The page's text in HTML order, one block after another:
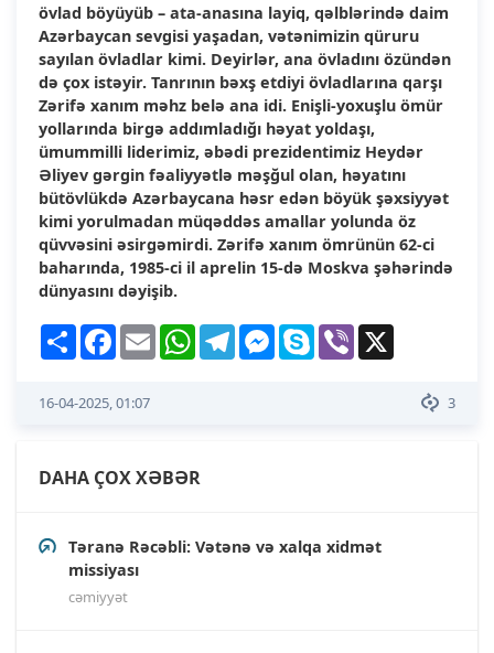
övlad böyüyüb – ata-anasına layiq, qəlblərində daim
Azərbaycan sevgisi yaşadan, vətənimizin qüruru
sayılan övladlar kimi. Deyirlər, ana övladını özündən
də çox istəyir. Tanrının bəxş etdiyi övladlarına qarşı
Zərifə xanım məhz belə ana idi. Enişli-yoxuşlu ömür
yollarında birgə addımladığı həyat yoldaşı,
ümummilli liderimiz, əbədi prezidentimiz Heydər
Əliyev gərgin fəaliyyətlə məşğul olan, həyatını
bütövlükdə Azərbaycana həsr edən böyük şəxsiyyət
kimi yorulmadan müqəddəs amallar yolunda öz
qüvvəsini əsirgəmirdi. Zərifə xanım ömrünün 62-ci
baharında, 1985-ci il aprelin 15-də Moskva şəhərində
dünyasını dəyişib.
Share Facebook
Email WhatsAppTelegramMessenger
Skype Viber
3
16-04-2025, 01:07
DAHA ÇOX XƏBƏR
Təranə Rəcəbli: Vətənə və xalqa xidmət
missiyası
cəmiyyət